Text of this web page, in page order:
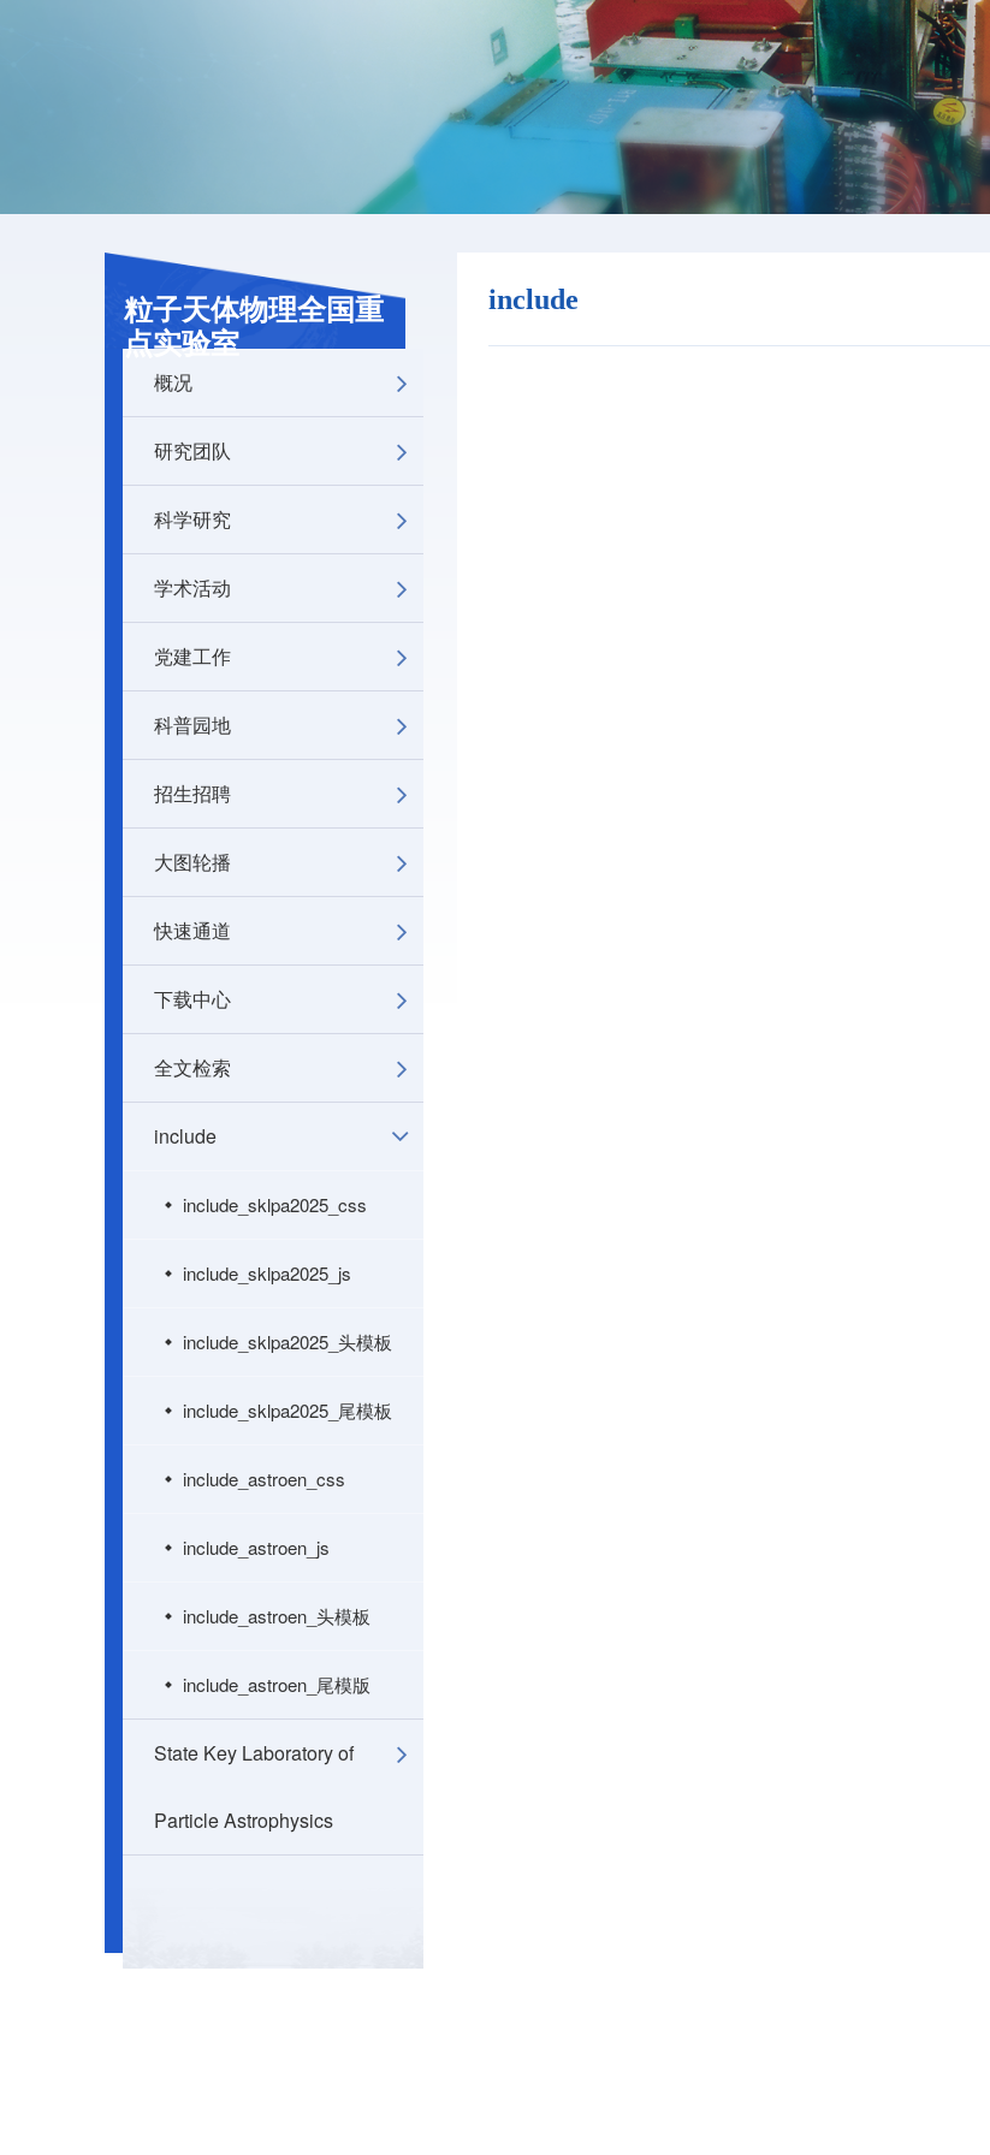
粒子天体物理全国重
点实验室
概况
研究团队
科学研究
学术活动
党建工作
科普园地
招生招聘
大图轮播
快速通道
下载中心
全文检索
include
include_sklpa2025_css
include_sklpa2025_js
include_sklpa2025_头模板
include_sklpa2025_尾模板
include_astroen_css
include_astroen_js
include_astroen_头模板
include_astroen_尾模版
State Key Laboratory of
Particle Astrophysics
include